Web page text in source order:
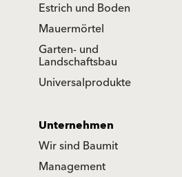
Estrich und Boden
Mauermörtel
Garten- und
Landschaftsbau
Universalprodukte
Unternehmen
Wir sind Baumit
Management